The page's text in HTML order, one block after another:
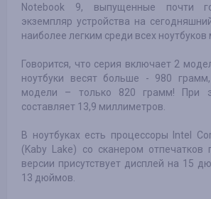
Notebook 9, выпущенные почти
экземпляр устройства на
наиболее легким среди всех ноутбуков
Говорится, что серия включает 2
ноутбуки весят больше - 980
модели – только 820 грамм! При
составляет 13,9 миллиметров.
В ноутбуках есть процессоры Intel
(Kaby Lake) со сканером отпечатков
версии присутствует дисплей на 15
13 дюймов.